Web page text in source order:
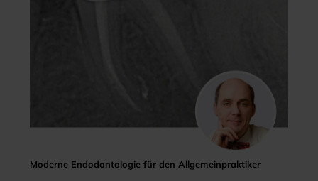
Moderne Endodontologie für den Allgemeinpraktiker